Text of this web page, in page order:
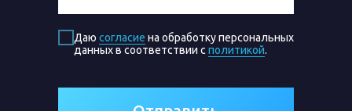
Даю согласие на обработку персональных
данных в соответствии с политикой.